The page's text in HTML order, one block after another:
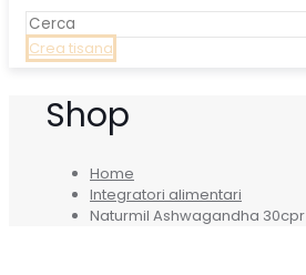
Crea tisana
Shop
Home
Integratori alimentari
Naturmil Ashwagandha 30cpr